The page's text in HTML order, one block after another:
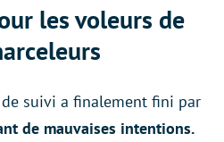
les voleurs de
suivi a finalement fini par
de mauvaises intentions.